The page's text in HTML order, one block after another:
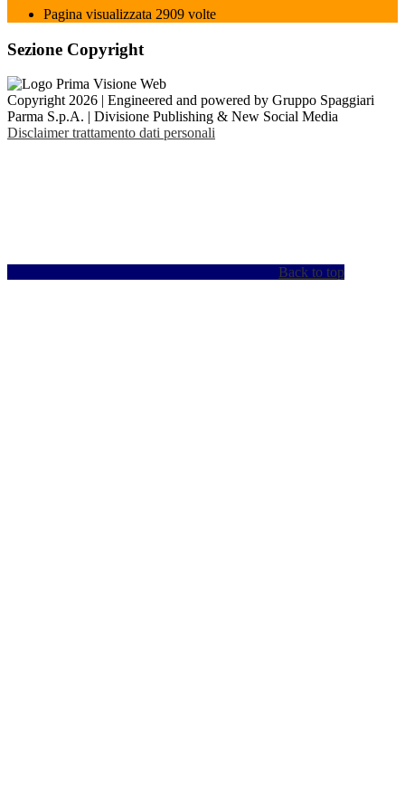
Pagina visualizzata 2909 volte
Sezione Copyright
Copyright 2026 | Engineered and powered by Gruppo Spaggiari
Parma S.p.A. | Divisione Publishing & New Social Media
Disclaimer trattamento dati personali
Back to top